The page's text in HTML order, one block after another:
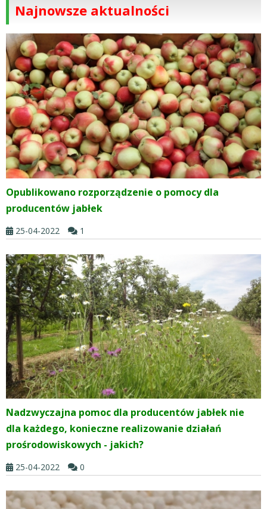
Najnowsze aktualności
Opublikowano rozporządzenie o pomocy dla
producentów jabłek
25-04-2022 1
Nadzwyczajna pomoc dla producentów jabłek nie
dla każdego, konieczne realizowanie działań
prośrodowiskowych - jakich?
25-04-2022 0